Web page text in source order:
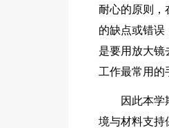
耐心的原则，
的缺点或错误
是要用放大镜
工作最常用的
因此本学
境与材料支持